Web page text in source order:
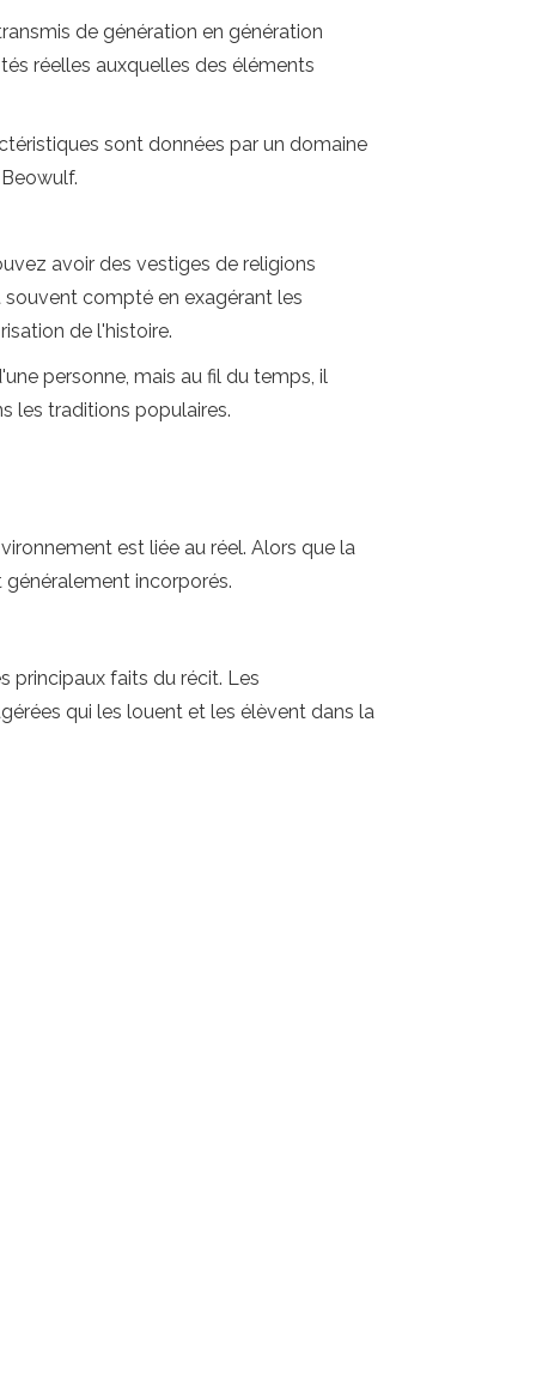
de génération en génération
réelles auxquelles des éléments
sont données par un domaine
avoir des vestiges de religions
compté en exagérant les
de l'histoire.
personne, mais au fil du temps, il
les traditions populaires.
est liée au réel. Alors que la
incorporés.
principaux faits du récit. Les
qui les louent et les élèvent dans la